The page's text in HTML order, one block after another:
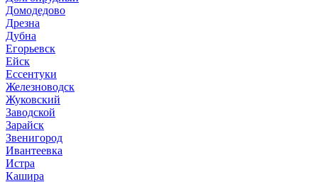
Домодедово
Дрезна
Дубна
Егорьевск
Ейск
Ессентуки
Железноводск
Жуковский
Заводской
Зарайск
Звенигород
Ивантеевка
Истра
Кашира